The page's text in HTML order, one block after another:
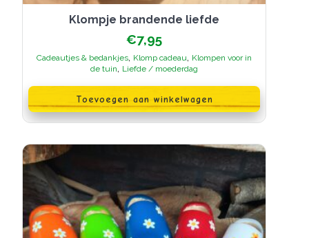
Klompje brandende liefde
€7,95
Cadeautjes & bedankjes, Klomp cadeau, Klompen voor in
de tuin, Liefde / moederdag
Toevoegen aan winkelwagen